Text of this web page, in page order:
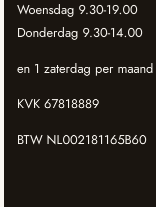
Woensdag 9.30-19.00
Donderdag 9.30-14.00
en 1 zaterdag per maand
KVK 67818889
BTW NL002181165B60